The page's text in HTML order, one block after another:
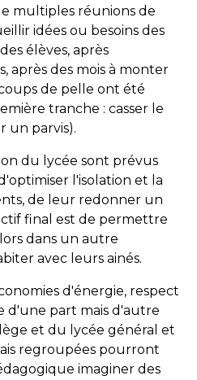
multiples réunions de
idées ou besoins des
élèves, après
après des mois à monter
de pelle ont été
tranche : casser le
un parvis).
du lycée sont prévus
l'isolation et la
de leur redonner un
final est de permettre
dans un autre
avec leurs ainés.
d'énergie, respect
d'une part mais d'autre
et du lycée général et
regroupées pourront
imaginer des